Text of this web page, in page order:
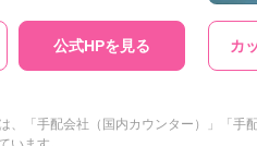
公式HPを見る カ
、「手配会社（国内カウンター）」「手